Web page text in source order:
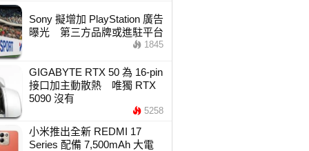
Sony 擬增加 PlayStation 廣告
曝光 第三方品牌或進駐平台
1845
GIGABYTE RTX 50 為 16-pin
接口加主動散熱 唯獨 RTX
5090 沒有
5258
小米推出全新 REDMI 17
Series 配備 7,500mAh 大電